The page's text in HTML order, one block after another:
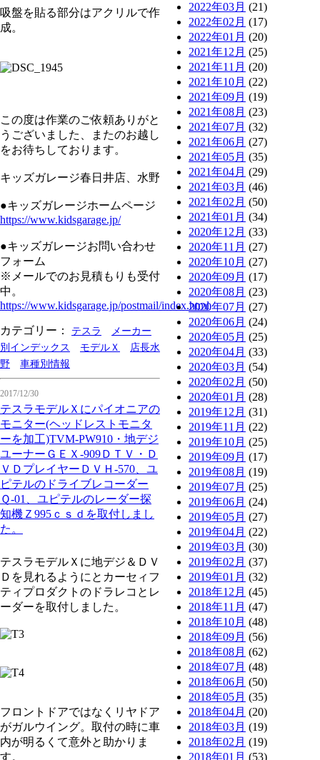
吸盤を貼る部分はアクリルで作
成。
この度は作業のご依頼ありがと
うございました、またのお越し
をお待ちしております。
キッズガレージ春日井店、水野
●キッズガレージホームページ
https://www.kidsgarage.jp/
●キッズガレージお問い合わせ
フォーム
※メールでのお見積もりも受付
中。
https://www.kidsgarage.jp/postmail/index.html
カテゴリー： テスラ
メーカー
別インデックス
モデルＸ
店長水
野
車種別情報
2017/12/30
テスラモデルＸにパイオニアの
モニター(ヘッドレストモニタ
ーを加工)TVM-PW910・地デジ
ユーナーＧＥＸ-909ＤＴＶ・Ｄ
ＶＤプレイヤーＤＶＨ-570、ユ
ピテルのドライブレコーダー
Ｑ-01、ユピテルのレーダー探
知機Ｚ995ｃｓｄを取付しまし
た。
テスラモデルＸに地デジ＆ＤＶ
Ｄを見れるようにとカーセィフ
ティプロダクトのドラレコとレ
ーダーを取付しました。
フロントドアではなくリヤドア
がガルウイング。取付の時に車
内が明るくて意外と助かりま
す。
2022年03月 (21)
2022年02月 (17)
2022年01月 (20)
2021年12月 (25)
2021年11月 (20)
2021年10月 (22)
2021年09月 (19)
2021年08月 (23)
2021年07月 (32)
2021年06月 (27)
2021年05月 (35)
2021年04月 (29)
2021年03月 (46)
2021年02月 (50)
2021年01月 (34)
2020年12月 (33)
2020年11月 (27)
2020年10月 (27)
2020年09月 (17)
2020年08月 (23)
2020年07月 (27)
2020年06月 (24)
2020年05月 (25)
2020年04月 (33)
2020年03月 (54)
2020年02月 (50)
2020年01月 (28)
2019年12月 (31)
2019年11月 (22)
2019年10月 (25)
2019年09月 (17)
2019年08月 (19)
2019年07月 (25)
2019年06月 (24)
2019年05月 (27)
2019年04月 (22)
2019年03月 (30)
2019年02月 (37)
2019年01月 (32)
2018年12月 (45)
2018年11月 (47)
2018年10月 (48)
2018年09月 (56)
2018年08月 (62)
2018年07月 (48)
2018年06月 (50)
2018年05月 (35)
2018年04月 (20)
2018年03月 (19)
2018年02月 (19)
2018年01月 (53)